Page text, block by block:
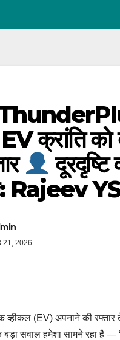
क्रांति को
दूरदृष्टि
Rajeev
21, 2026
व्हीकल (EV) अपनाने की रफ्तार
सवाल हमेशा सामने रहा है —